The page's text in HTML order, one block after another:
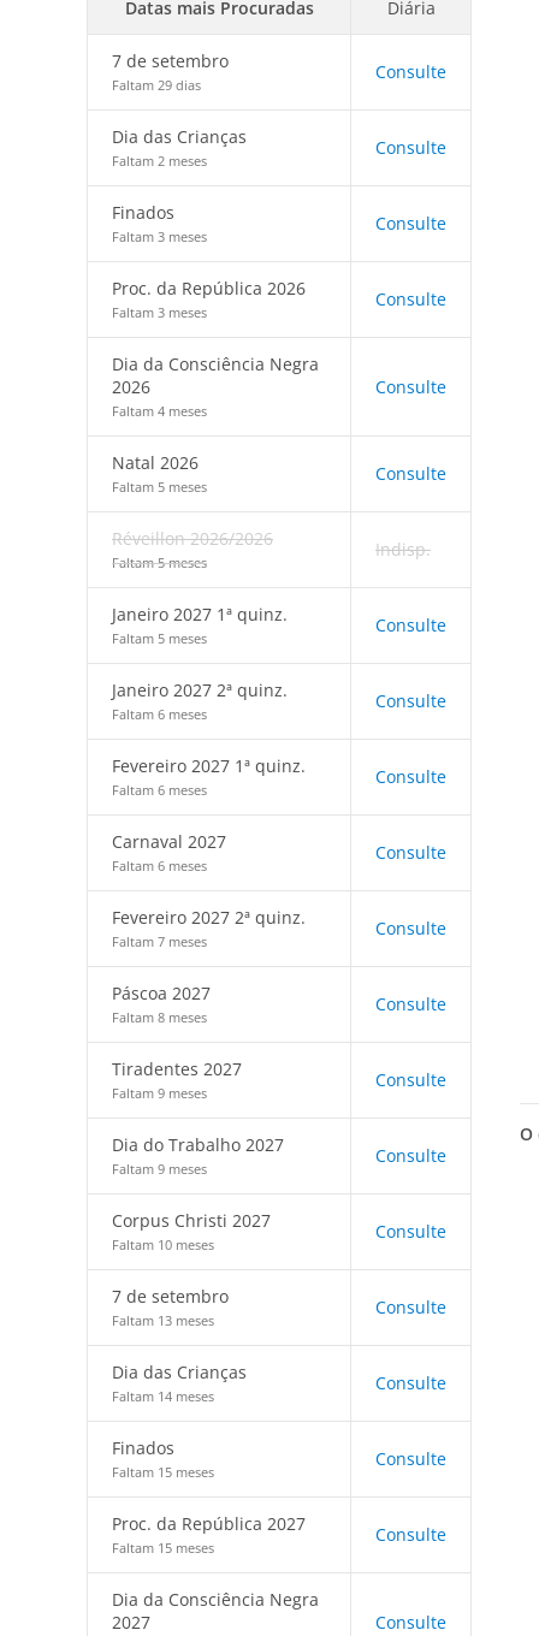
Datas mais Procuradas Diária
7 de setembro
Faltam 29 dias
Consulte
Dia das Crianças
Faltam 2 meses
Consulte
Finados
Faltam 3 meses
Consulte
Proc. da República 2026
Faltam 3 meses
Consulte
Dia da Consciência Negra
2026
Faltam 4 meses
Consulte
Natal 2026
Faltam 5 meses
Consulte
Réveillon 2026/2026
Faltam 5 meses
Indisp.
Janeiro 2027 1ª quinz.
Faltam 5 meses
Consulte
Janeiro 2027 2ª quinz.
Faltam 6 meses
Consulte
Fevereiro 2027 1ª quinz.
Faltam 6 meses
Consulte
Carnaval 2027
Faltam 6 meses
Consulte
Fevereiro 2027 2ª quinz.
Faltam 7 meses
Consulte
Páscoa 2027
Faltam 8 meses
Consulte
Tiradentes 2027
Faltam 9 meses
Consulte
Dia do Trabalho 2027
Faltam 9 meses
Consulte
Corpus Christi 2027
Faltam 10 meses
Consulte
7 de setembro
Faltam 13 meses
Consulte
Dia das Crianças
Faltam 14 meses
Consulte
Finados
Faltam 15 meses
Consulte
Proc. da República 2027
Faltam 15 meses
Consulte
Dia da Consciência Negra
2027
Consulte
O